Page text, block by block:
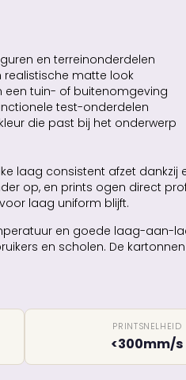
en terreinonderdelen
realistische matte look
een tuin- of buitenomgeving
test-onderdelen
die past bij het onderwerp
laag consistent afzet
op, en prints ogen direct
laag uniform blijft.
en goede laag-aan-
en scholen. De
PRINTSNELHEID
<300mm/s